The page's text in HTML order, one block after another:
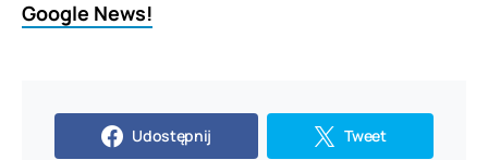
Google News!
Udostępnij Tweet